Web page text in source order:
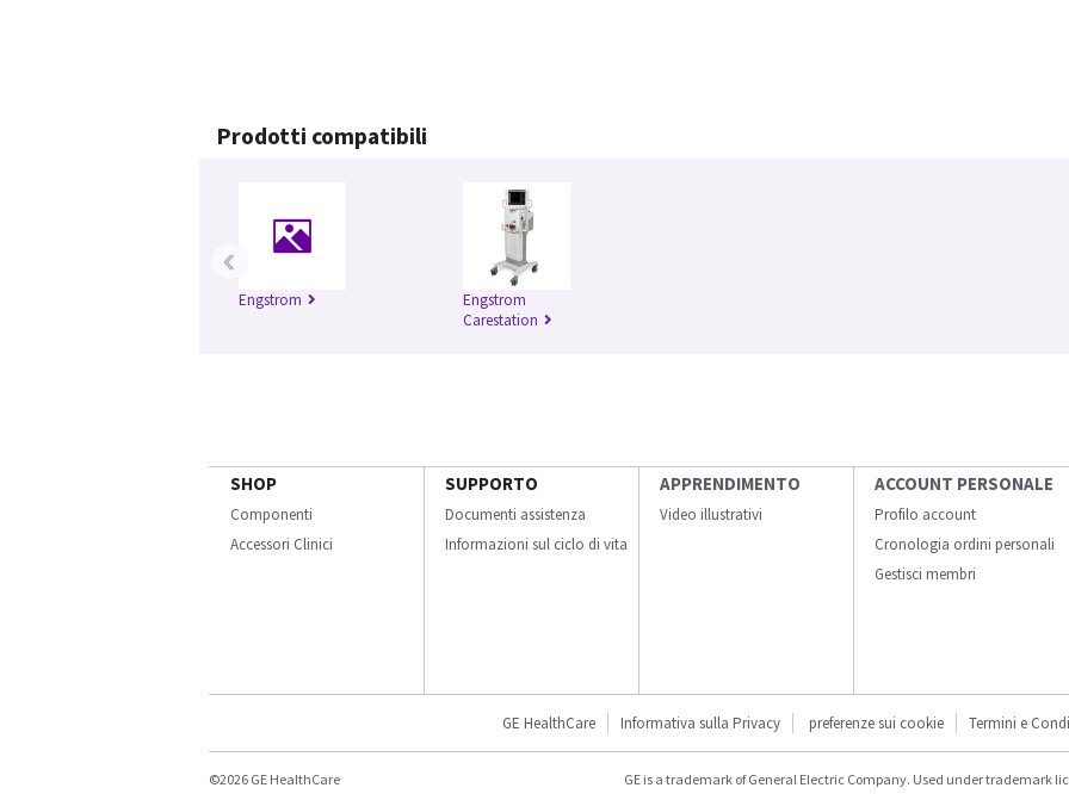
Prodotti compatibili
Engstrom
Engstrom
Carestation
‹
SHOP
Componenti
Accessori Clinici
SUPPORTO
Documenti assistenza
Informazioni sul ciclo di vita
APPRENDIMENTO
Video illustrativi
ACCOUNT PERSONALE
Profilo account
Cronologia ordini personali
Gestisci membri
GE HealthCare Informativa sulla Privacy preferenze sui cookie Termini e
©2026 GE HealthCare GE is a trademark of General Electric Company. Used under trademark